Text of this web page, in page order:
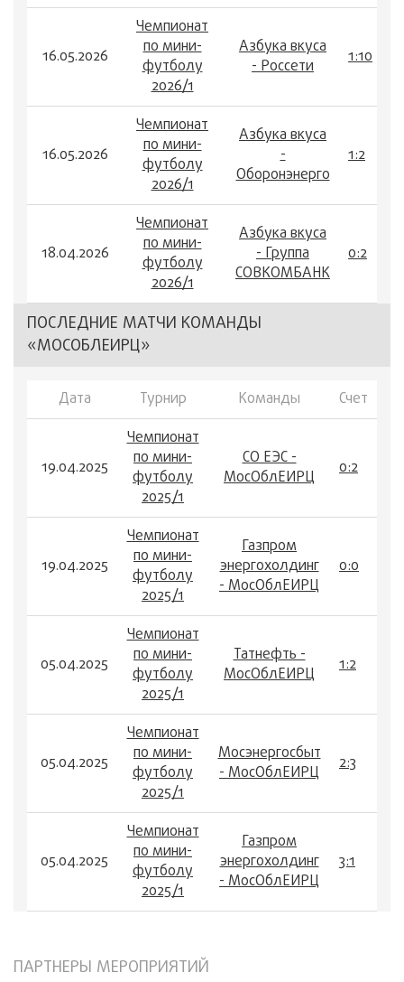
16.05.2026
Чемпионат
по мини-
футболу
2026/1
Азбука вкуса
- Россети
1:10
16.05.2026
Чемпионат
по мини-
футболу
2026/1
Азбука вкуса
-
Оборонэнерго
1:2
18.04.2026
Чемпионат
по мини-
футболу
2026/1
Азбука вкуса
- Группа
СОВКОМБАНК
0:2
ПОСЛЕДНИЕ МАТЧИ КОМАНДЫ
«МОСОБЛЕИРЦ»
Дата Турнир Команды Счет
19.04.2025
Чемпионат
по мини-
футболу
2025/1
СО ЕЭС -
МосОблЕИРЦ
0:2
19.04.2025
Чемпионат
по мини-
футболу
2025/1
Газпром
энергохолдинг
- МосОблЕИРЦ
0:0
05.04.2025
Чемпионат
по мини-
футболу
2025/1
Татнефть -
МосОблЕИРЦ
1:2
05.04.2025
Чемпионат
по мини-
футболу
2025/1
Мосэнергосбыт
- МосОблЕИРЦ
2:3
05.04.2025
Чемпионат
по мини-
футболу
2025/1
Газпром
энергохолдинг
- МосОблЕИРЦ
3:1
ПАРТНЕРЫ МЕРОПРИЯТИЙ